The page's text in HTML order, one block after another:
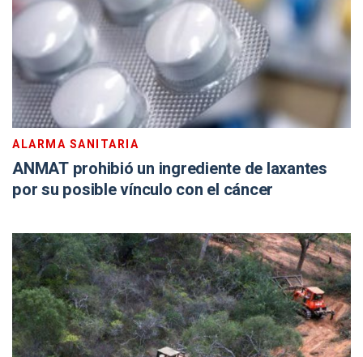
ALARMA SANITARIA
ANMAT prohibió un ingrediente de laxantes
por su posible vínculo con el cáncer